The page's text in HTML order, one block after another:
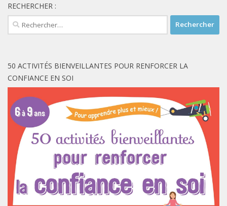
RECHERCHER :
Rechercher :
50 ACTIVITÉS BIENVEILLANTES POUR RENFORCER LA
CONFIANCE EN SOI